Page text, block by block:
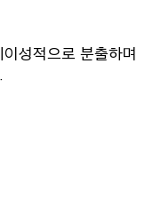
성적으로 분출하며